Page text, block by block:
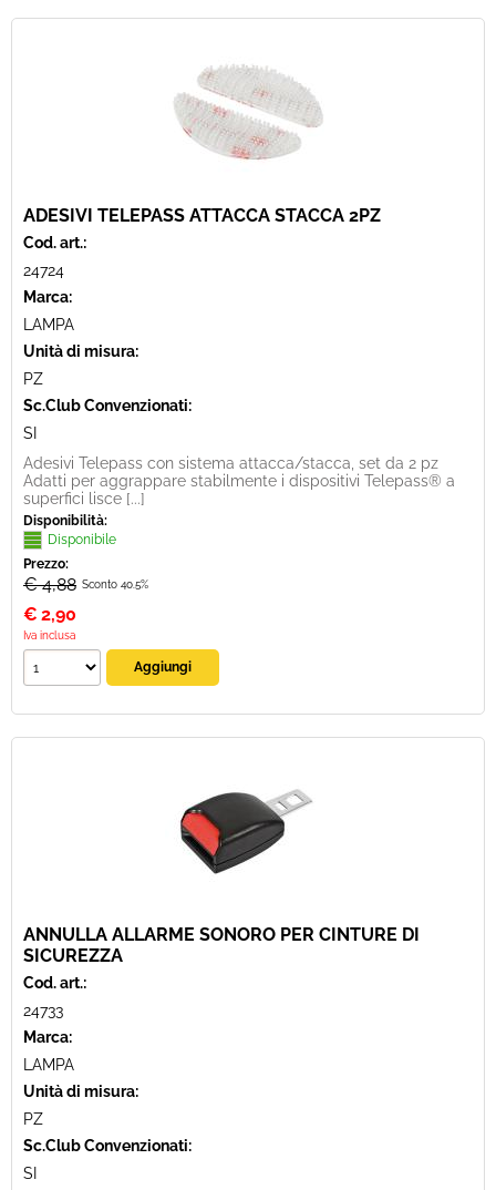
ADESIVI TELEPASS ATTACCA STACCA 2PZ
Cod. art.:
24724
Marca:
LAMPA
Unità di misura:
PZ
Sc.Club Convenzionati:
SI
Adesivi Telepass con sistema attacca/stacca, set da 2 pz
Adatti per aggrappare stabilmente i dispositivi Telepass® a
superfici lisce [...]
Disponibilità:
Disponibile
Prezzo:
€ 4,88 Sconto 40.5%
€ 2,90
Iva inclusa
ANNULLA ALLARME SONORO PER CINTURE DI
SICUREZZA
Cod. art.:
24733
Marca:
LAMPA
Unità di misura:
PZ
Sc.Club Convenzionati:
SI